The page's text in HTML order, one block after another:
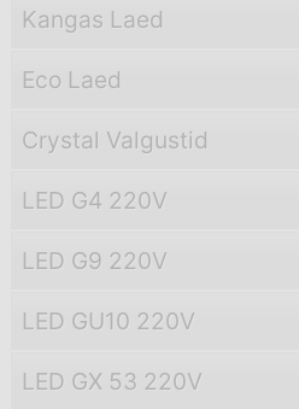
Kangas Laed
Eco Laed
Crystal Valgustid
LED G4 220V
LED G9 220V
LED GU10 220V
LED GX 53 220V